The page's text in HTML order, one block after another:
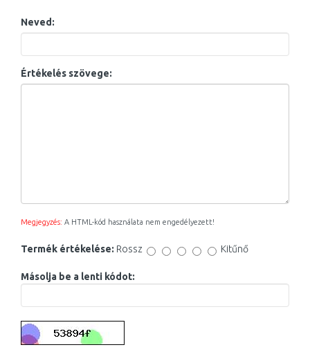
Neved:
Értékelés szövege:
Megjegyzés: A HTML-kód használata nem engedélyezett!
Termék értékelése: Rossz Kitűnő
Másolja be a lenti kódot: